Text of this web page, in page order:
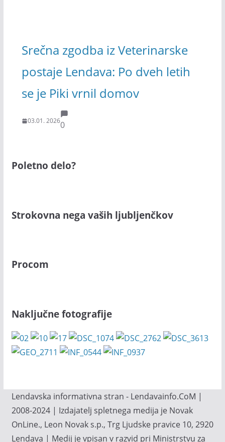
Srečna zgodba iz Veterinarske
postaje Lendava: Po dveh letih
se je Piki vrnil domov
03.01. 20260
Poletno delo?
Strokovna nega vaših ljubljenčkov
Procom
Naključne fotografije
Lendavska informativna stran - Lendavainfo.CoM |
2008-2024 | Izdajatelj spletnega medija je Novak
OnLine., Leon Novak s.p., Trg Ljudske pravice 10, 2920
Lendava | Medij je vpisan v razvid pri Ministrstvu za